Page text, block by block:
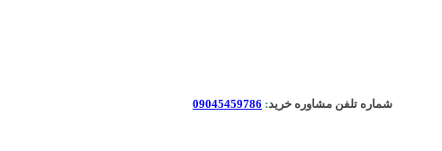
شماره تلفن مشاوره خرید:
09045459786